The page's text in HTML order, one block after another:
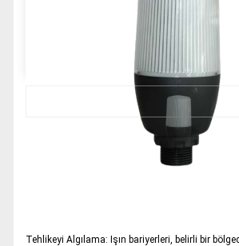
+90 (332) 606 08 00
Tüm hakkı saklıdır. Sitemizde kullanılan tüm içerik ve görseller
SAmurtek Otomasyon’a ait olup izinsiz kullanımı hukuki
Whatsapp
Işın bariyerleri ve ikaz sinyal lambaları,
Tehlikeyi Algılama: Işın bariyerleri, belirli bir